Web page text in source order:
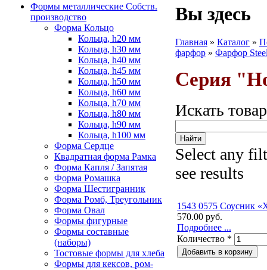
Формы металлические Собств.
производство
Форма Кольцо
Кольца, h20 мм
Кольца, h30 мм
Кольца, h40 мм
Кольца, h45 мм
Кольца, h50 мм
Кольца, h60 мм
Кольца, h70 мм
Кольца, h80 мм
Кольца, h90 мм
Кольца, h100 мм
Форма Сердце
Квадратная форма Рамка
Форма Капля / Запятая
Форма Ромашка
Форма Шестигранник
Форма Ромб, Треугольник
Форма Овал
Формы фигурные
Формы составные
(наборы)
Тостовые формы для хлеба
Формы для кексов, ром-
Вы здесь
Главная » Каталог »
фарфор » Фарфор
Серия
Искать
Select any
see results
1543 0575 Соусник
570.00 руб.
Подробнее ...
Количество *